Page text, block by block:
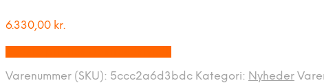
6.330,00 kr.
Varenummer (SKU): 5ccc2a6d3bdc Kategori: Nyheder